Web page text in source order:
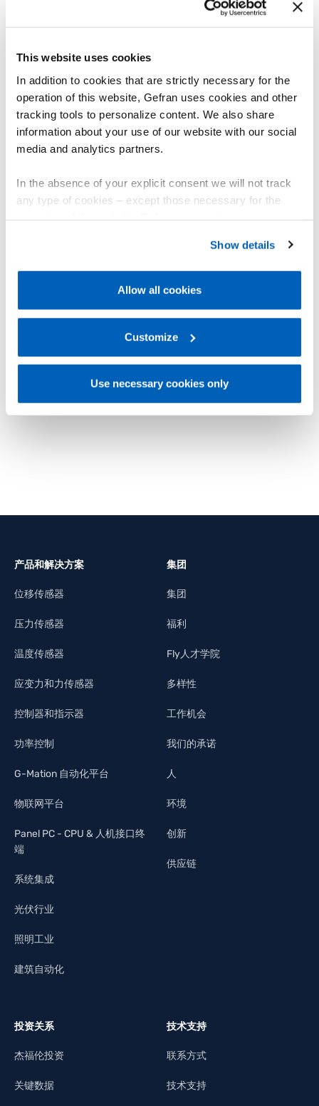
This website uses cookies
In addition to cookies that are strictly necessary for the
operation of this website, Gefran uses cookies and other
tracking tools to personalize content. We also share
information about your use of our website with our social
media and analytics partners.
In the absence of your explicit consent we will not track
any type of cookies – except those necessary for the
Gefran - Cookie
policy.
regarding processing of personal data, at the following
Gefran - Privacy Policy.
Show details
Allow all cookies
Customize
Use necessary cookies only
您可能会感兴趣
产品和解决方案
位移传感器
压力传感器
温度传感器
应变力和力传感器
控制器和指示器
功率控制
G-Mation 自动化平台
物联网平台
Panel PC - CPU & 人机接口终
端
系统集成
光伏行业
照明工业
建筑自动化
集团
集团
福利
Fly人才学院
多样性
工作机会
我们的承诺
人
环境
创新
供应链
投资关系
杰福伦投资
关键数据
技术支持
联系方式
技术支持